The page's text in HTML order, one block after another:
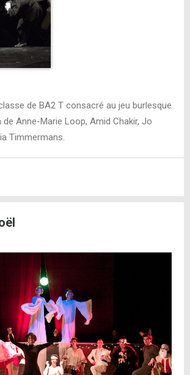
de BA2 T consacré au jeu burlesque
Anne-Marie Loop, Amid Chakir, Jo
Timmermans.